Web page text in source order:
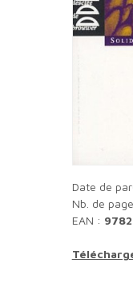
Date de
Nb. de
EAN :